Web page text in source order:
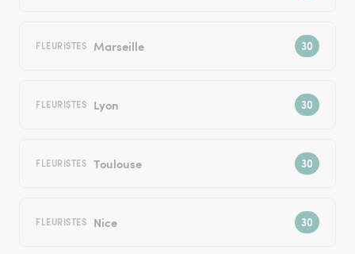
FLEURISTES Marseille
FLEURISTES Lyon
FLEURISTES Toulouse
FLEURISTES Nice